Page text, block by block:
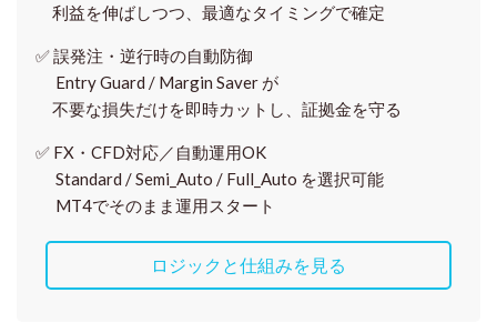
利益を伸ばしつつ、最適なタイミングで確定
✅誤発注・逆行時の自動防御
Entry Guard / Margin Saver が
不要な損失だけを即時カットし、証拠金を守る
✅ FX・CFD対応／自動運用OK
Standard / Semi_Auto / Full_Auto を選択可能
MT4でそのまま運用スタート
ロジックと仕組みを見る